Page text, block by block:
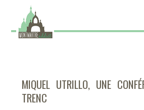
MIQUEL UTRILLO, UNE
TRENC